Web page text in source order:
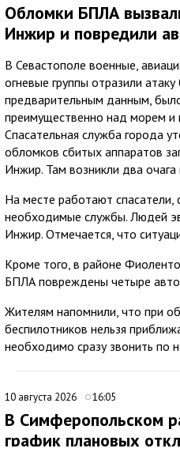
Обломки БПЛА
Инжир и повредили
В Севастополе военные,
огневые группы отразили
предварительным данным,
преимущественно над морем и
Спасательная служба города
обломков сбитых аппаратов
Инжир. Там возникли два очага
На месте работают спасатели,
необходимые службы. Людей
Инжир. Отмечается, что
Кроме того, в районе
БПЛА повреждены четыре
Жителям напомнили, что при
беспилотников нельзя
необходимо сразу звонить по
10 августа 2026 16:05
В Симферопольском
график плановых